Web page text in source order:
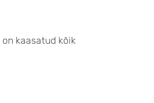
kaasatud kõik